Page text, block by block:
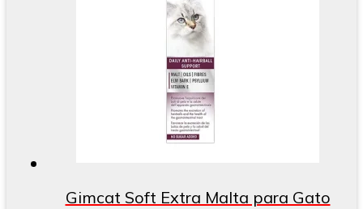
Gimcat Soft Extra Malta para Gato